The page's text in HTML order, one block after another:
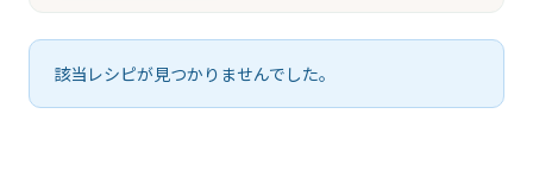
該当レシピが見つかりませんでした。